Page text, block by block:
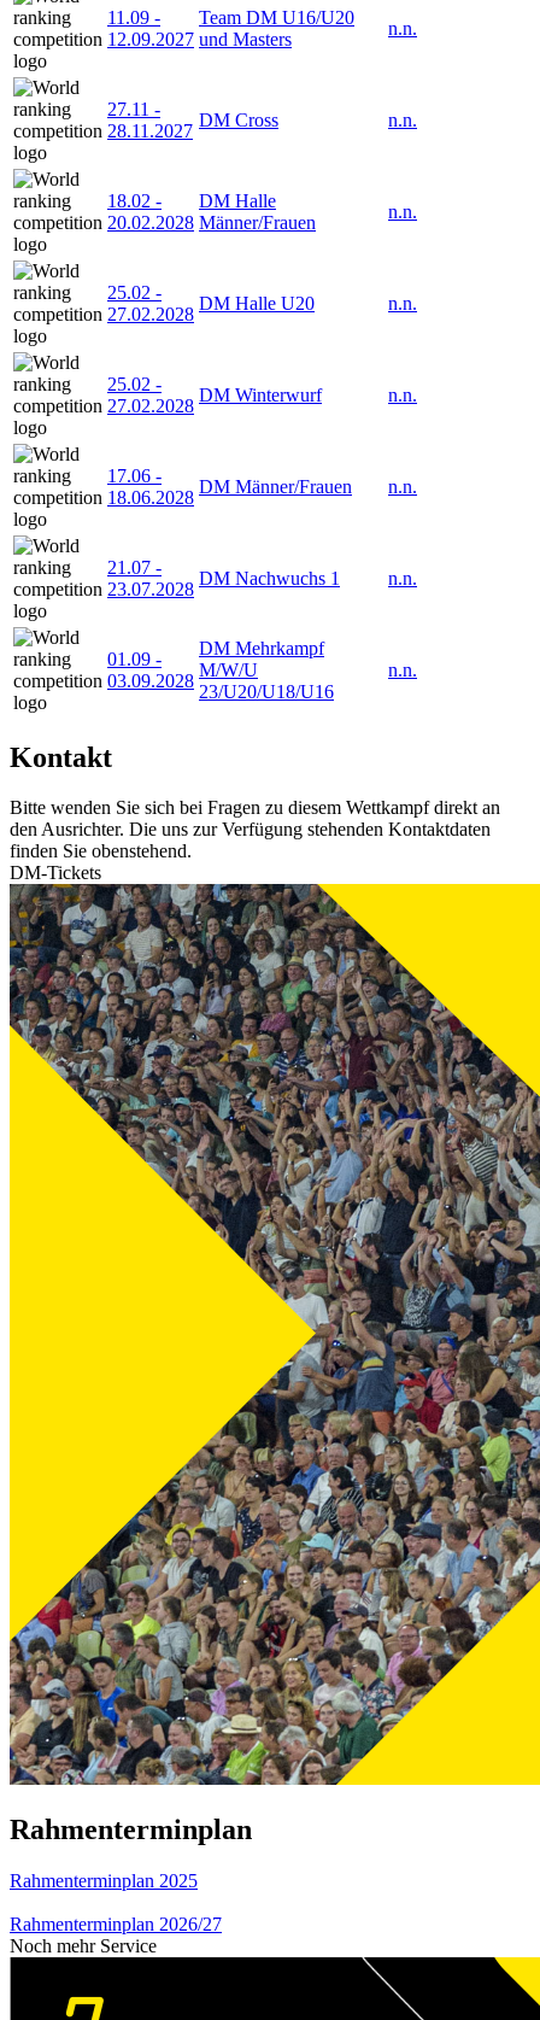
11.09 -
12.09.2027
Team DM U16/U20
und Masters
n.n.
27.11 -
28.11.2027
DM Cross n.n.
18.02 -
20.02.2028
DM Halle
Männer/Frauen
n.n.
25.02 -
27.02.2028
DM Halle U20 n.n.
25.02 -
27.02.2028
DM Winterwurf n.n.
17.06 -
18.06.2028
DM Männer/Frauen n.n.
21.07 -
23.07.2028
DM Nachwuchs 1 n.n.
01.09 -
03.09.2028
DM Mehrkampf
M/W/U
23/U20/U18/U16
n.n.
Kontakt
Bitte wenden Sie sich bei Fragen zu diesem Wettkampf direkt an
den Ausrichter. Die uns zur Verfügung stehenden Kontaktdaten
finden Sie obenstehend.
DM-Tickets
Rahmenterminplan
Rahmenterminplan 2025
Rahmenterminplan 2026/27
Noch mehr Service